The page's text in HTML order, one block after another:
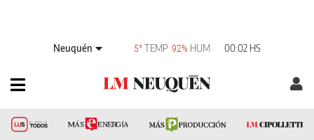
Neuquén 5°TEMP 92% HUM 00:02 HS